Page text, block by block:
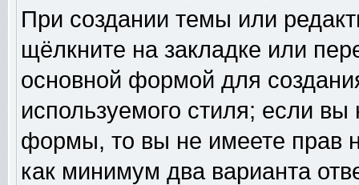
При создании темы или
щёлкните на закладке или
основной формой для
используемого стиля; если вы
формы, то вы не имеете прав
как минимум два варианта